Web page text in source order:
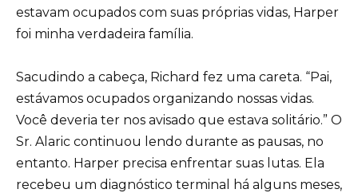
estavam ocupados com suas próprias vidas, Harper
foi minha verdadeira família.
Sacudindo a cabeça, Richard fez uma careta. “Pai,
estávamos ocupados organizando nossas vidas.
Você deveria ter nos avisado que estava solitário.” O
Sr. Alaric continuou lendo durante as pausas, no
entanto. Harper precisa enfrentar suas lutas. Ela
recebeu um diagnóstico terminal há alguns meses,